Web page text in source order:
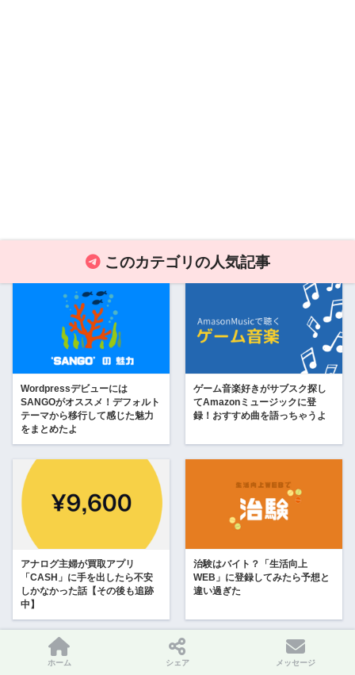
このカテゴリの人気記事
Wordpressデビューには
SANGOがオススメ！デフォルト
テーマから移行して感じた魅力
をまとめたよ
ゲーム音楽好きがサブスク探し
てAmazonミュージックに登
録！おすすめ曲を語っちゃうよ
アナログ主婦が買取アプリ
「CASH」に手を出したら不安
しかなかった話【その後も追跡
中】
治験はバイト？「生活向上
WEB」に登録してみたら予想と
違い過ぎた
ホーム シェア メッセージ